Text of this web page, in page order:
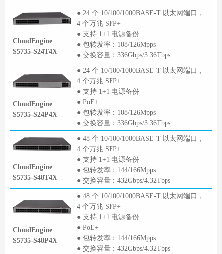
CloudEngine
S5735-S24T4X
● 24 个 10/100/1000BASE-T 以太网端口，
4 个万兆 SFP+
● 支持 1+1 电源备份
● 包转发率：108/126Mpps
● 交换容量：336Gbps/3.36Tbps
CloudEngine
S5735-S24P4X
● 24 个 10/100/1000BASE-T 以太网端口，
4 个万兆 SFP+
● 支持 1+1 电源备份
● PoE+
● 包转发率：108/126Mpps
● 交换容量：336Gbps/3.36Tbps
CloudEngine
S5735-S48T4X
● 48 个 10/100/1000BASE-T 以太网端口，
4 个万兆 SFP+
● 支持 1+1 电源备份
● 包转发率：144/166Mpps
● 交换容量：432Gbps/4.32Tbps
CloudEngine
S5735-S48P4X
● 48 个 10/100/1000BASE-T 以太网端口，
4 个万兆 SFP+
● 支持 1+1 电源备份
● PoE+
● 包转发率：144/166Mpps
● 交换容量：432Gbps/4.32Tbps